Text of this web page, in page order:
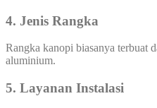
4. Jenis Rangka
Rangka kanopi biasanya terbuat
aluminium.
5. Layanan Instalasi